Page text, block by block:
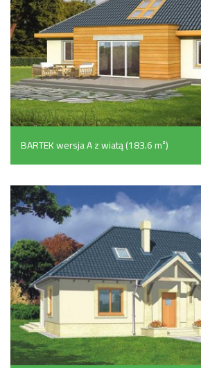
BARTEK wersja A z wiatą (183.6 m²)